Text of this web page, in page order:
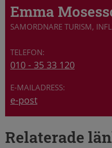
Emma
SAMORDNARE TURISM,
010 - 35 33 120
e-post
Relaterade